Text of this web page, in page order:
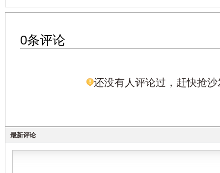
0条评论
还没有人评论过，赶快抢沙
最新评论